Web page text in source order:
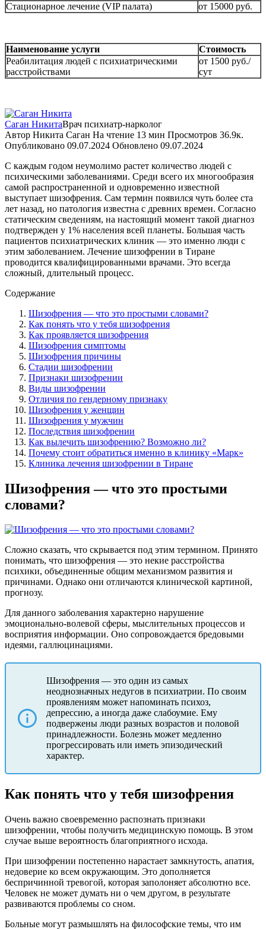
Стационарное лечение (VIP палата)
от 15000 руб.
Наименование услуги
Стоимость
Реабилитация людей с психиатрическими
расстройствами
от 1500 руб./
сут
Саган НикитаВрач психиатр-нарколог
Автор Никита Саган На чтение 13 мин Просмотров 36.9к.
Опубликовано 09.07.2024 Обновлено 09.07.2024
С каждым годом неумолимо растет количество людей с
психическими заболеваниями. Среди всего их многообразия
самой распространенной и одновременно известной
выступает шизофрения. Сам термин появился чуть более ста
лет назад, но патология известна с древних времен. Согласно
статическим сведениям, на настоящий момент такой диагноз
подтвержден у 1% населения всей планеты. Большая часть
пациентов психиатрических клиник — это именно люди с
этим заболеванием. Лечение шизофрении в Тиране
проводится квалифицированными врачами. Это всегда
сложный, длительный процесс.
Содержание
Шизофрения — что это простыми словами?
Как понять что у тебя шизофрения
Как проявляется шизофрения
Шизофрения симптомы
Шизофрения причины
Стадии шизофрении
Признаки шизофрении
Виды шизофрении
Отличия по гендерному признаку
Шизофрения у женщин
Шизофрения у мужчин
Последствия шизофрении
Как вылечить шизофрению? Возможно ли?
Почему стоит обратиться именно в клинику «Марк»
Клиника лечения шизофрении в Тиране
Шизофрения — что это простыми
словами?
Сложно сказать, что скрывается под этим термином. Принято
понимать, что шизофрения — это некие расстройства
психики, объединенные общим механизмом развития и
причинами. Однако они отличаются клинической картиной,
прогнозу.
Для данного заболевания характерно нарушение
эмоционально-волевой сферы, мыслительных процессов и
восприятия информации. Оно сопровождается бредовыми
идеями, галлюцинациями.
Шизофрения — это один из самых
неоднозначных недугов в психиатрии. По своим
проявлениям может напоминать психоз,
депрессию, а иногда даже слабоумие. Ему
подвержены люди разных возрастов и половой
принадлежности. Болезнь может медленно
прогрессировать или иметь эпизодический
характер.
Как понять что у тебя шизофрения
Очень важно своевременно распознать признаки
шизофрении, чтобы получить медицинскую помощь. В этом
случае выше вероятность благоприятного исхода.
При шизофрении постепенно нарастает замкнутость, апатия,
недоверие ко всем окружающим. Это дополняется
беспричинной тревогой, которая заполоняет абсолютно все.
Человек не может думать ни о чем другом, в результате
развиваются проблемы со сном.
Больные могут размышлять на философские темы, что им